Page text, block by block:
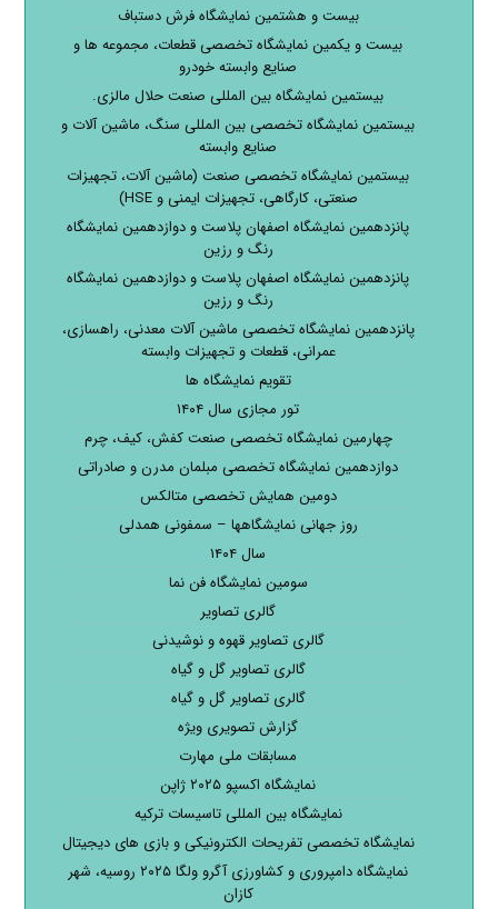
بیست و هشتمین نمایشگاه فرش دستباف
بیست و یکمین نمایشگاه تخصصی قطعات، مجموعه ها و
صنایع وابسته خودرو
بیستمین نمایشگاه بین المللی صنعت حلال مالزی.
بیستمین نمایشگاه تخصصی بین المللی سنگ، ماشین آلات و
صنایع وابسته
بیستمین نمایشگاه تخصصی صنعت (ماشین آلات، تجهیزات
صنعتی، کارگاهی، تجهیزات ایمنی و HSE)
پانزدهمین نمایشگاه اصفهان پلاست و دوازدهمین نمایشگاه
رنگ و رزین
پانزدهمین نمایشگاه اصفهان پلاست و دوازدهمین نمایشگاه
رنگ و رزین
پانزدهمین نمایشگاه تخصصی ماشین آلات معدنی، راهسازی،
عمرانی، قطعات و تجهیزات وابسته
تقویم نمایشگاه ها
تور مجازی سال ۱۴۰۴
چهارمین نمایشگاه تخصصی صنعت کفش، کیف، چرم
دوازدهمین نمایشگاه تخصصی مبلمان مدرن و صادراتی
دومین همایش تخصصی متالکس
روز جهانی نمایشگاهها – سمفونی همدلی
سال ۱۴۰۴
سومین نمایشگاه فن نما
گالری تصاویر
گالری تصاویر قهوه و نوشیدنی
گالری تصاویر گل و گیاه
گالری تصاویر گل و گیاه
گزارش تصویری ویژه
مسابقات ملی مهارت
نمایشگاه اکسپو ۲۰۲۵ ژاپن
نمایشگاه بین المللی تاسیسات ترکیه
نمایشگاه تخصصی تفریحات الکترونیکی و بازی های دیجیتال
نمایشگاه دامپروری و کشاورزی آگرو ولگا ۲۰۲۵ روسیه، شهر
کازان